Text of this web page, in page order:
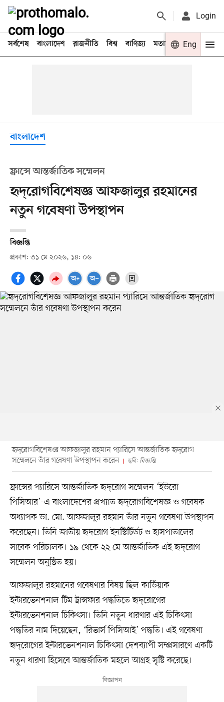
Login
সর্বশেষ বাংলাদেশ রাজনীতি বিশ্ব বাণিজ্য মতামত খেলা
Eng
বাংলাদেশ
ফ্রান্সে আন্তর্জাতিক সম্মেলন
হৃদ্‌রোগবিশেষজ্ঞ আফজালুর রহমানের
নতুন গবেষণা উপস্থাপন
বিজ্ঞপ্তি
প্রকাশ: ৩১ মে ২০২৬, ১৪: ০৬
হৃদ্‌রোগবিশেষজ্ঞ আফজালুর রহমান প্যারিসে আন্তর্জাতিক হৃদ্‌রোগ
সম্মেলনে তাঁর গবেষণা উপস্থাপন করেন
ছবি: বিজ্ঞপ্তি
ফ্রান্সের প্যারিসে আন্তর্জাতিক হৃদ্‌রোগ সম্মেলন ‘ইউরো
পিসিআর’-এ বাংলাদেশের প্রখ্যাত হৃদ্‌রোগবিশেষজ্ঞ ও গবেষক
অধ্যাপক ডা. মো. আফজালুর রহমান তাঁর নতুন গবেষণা উপস্থাপন
করেছেন। তিনি জাতীয় হৃদরোগ ইনস্টিটিউট ও হাসপাতালের
সাবেক পরিচালক। ১৯ থেকে ২২ মে আন্তর্জাতিক এই হৃদ্‌রোগ
সম্মেলন অনুষ্ঠিত হয়।
আফজালুর রহমানের গবেষণার বিষয় ছিল কার্ডিয়াক
ইন্টারভেনশনাল টিম ট্রান্সফার পদ্ধতিতে হৃদ্‌রোগের
ইন্টারভেনশনাল চিকিৎসা। তিনি নতুন ধারণার এই চিকিৎসা
পদ্ধতির নাম দিয়েছেন, ‘রিভার্স পিসিআই’ পদ্ধতি। এই গবেষণা
হৃদ্‌রোগের ইন্টারভেনশনাল চিকিৎসা দেশব্যাপী সম্প্রসারণে একটি
নতুন ধারণা হিসেবে আন্তর্জাতিক মহলে আগ্রহ সৃষ্টি করেছে।